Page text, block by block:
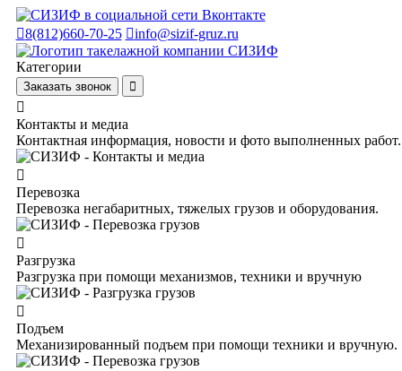
8(812)660-70-25 info@sizif-gruz.ru
Категории
Заказать звонок
Контакты и медиа
Контактная информация, новости и фото выполненных работ.
Перевозка
Перевозка негабаритных, тяжелых грузов и оборудования.
Разгрузка
Разгрузка при помощи механизмов, техники и вручную
Подъем
Механизированный подъем при помощи техники и вручную.